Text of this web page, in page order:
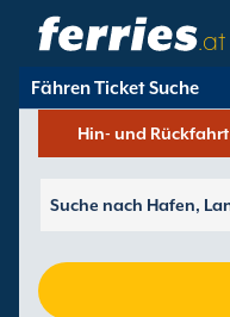
.at
Reedereien
Fährziele
Fährhäfen
Fähren Ticket Suche
Hin- und Rückfahrt